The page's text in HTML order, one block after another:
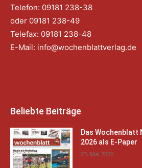
Telefon: 09181 238-38
oder 09181 238-49
Telefax: 09181 238-48
E-Mail: info@wochenblattverlag.de
Beliebte Beiträge
Das Wochenblatt
2026 als E-Paper
23. Mai 2026